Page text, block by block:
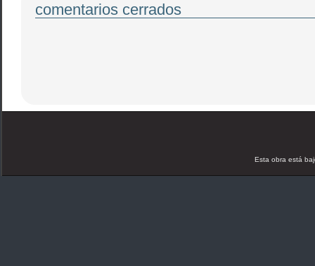
comentarios cerrados
Esta obra está